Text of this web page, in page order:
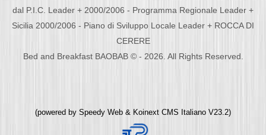
dal P.I.C. Leader + 2000/2006 - Programma Regionale Leader +
Sicilia 2000/2006 - Piano di Sviluppo Locale Leader + ROCCA DI
CERERE
Bed and Breakfast BAOBAB © - 2026. All Rights Reserved.
(powered by Speedy Web & Koinext CMS Italiano V23.2)